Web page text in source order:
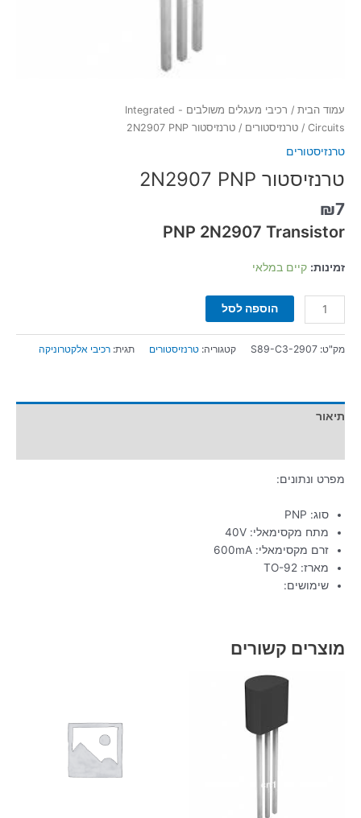
עמוד הבית /
רכיבי מעגלים משולבים - Integrated
Circuits
/ טרנזיסטורים / טרנזיסטור 2N2907 PNP
טרנזיסטורים
טרנזיסטור 2N2907 PNP
₪7
PNP 2N2907 Transistor
זמינות: קיים במלאי
הוספה לסל
מק"ט: S89-C3-2907 קטגוריה: טרנזיסטורים תגית: רכיבי אלקטרוניקה
תיאור
מפרט ונתונים:
סוג: PNP
מתח מקסימאלי: 40V
זרם מקסימאלי: 600mA
מארז: TO-92
שימושים:
מוצרים קשורים